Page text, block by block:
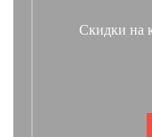
Скидки на